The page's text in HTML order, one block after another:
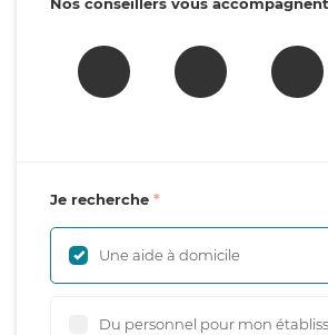
Nos conseillers vous
Je recherche
Une aide à domicile
Du personnel pour mon